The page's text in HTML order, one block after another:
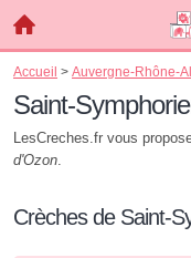
Accueil > Auvergne-Rhône-
Saint-
LesCreches.fr vous
d'Ozon.
Crèches de Saint-